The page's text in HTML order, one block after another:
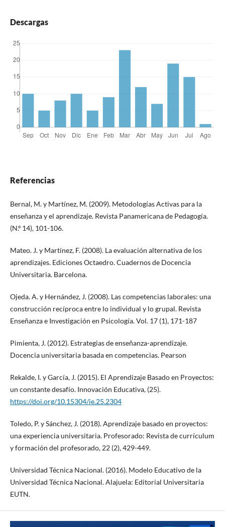
Descargas
Referencias
Bernal, M. y Martínez, M. (2009). Metodologías Activas para la
enseñanza y el aprendizaje. Revista Panamericana de Pedagogía.
(N.º 14), 101-106.
Mateo. J. y Martínez, F. (2008). La evaluación alternativa de los
aprendizajes. Ediciones Octaedro. Cuadernos de Docencia
Universitaria. Barcelona.
Ojeda. A. y Hernández, J. (2008). Las competencias laborales: una
construcción recíproca entre lo individual y lo grupal. Revista
Enseñanza e Investigación en Psicología. Vol. 17 (1), 171-187
Pimienta, J. (2012). Estrategias de enseñanza-aprendizaje.
Docencia universitaria basada en competencias. Pearson
Rekalde, I. y García, J. (2015). El Aprendizaje Basado en Proyectos:
un constante desafío. Innovación Educativa, (25).
https://doi.org/10.15304/ie.25.2304
Toledo, P. y Sánchez, J. (2018). Aprendizaje basado en proyectos:
una experiencia universitaria. Profesorado: Revista de currículum
y formación del profesorado, 22 (2), 429-449.
Universidad Técnica Nacional. (2016). Modelo Educativo de la
Universidad Técnica Nacional. Alajuela: Editorial Universitaria
EUTN.